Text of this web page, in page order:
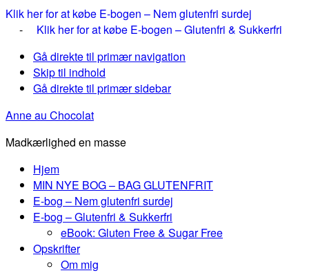
Klik her for at købe E-bogen – Nem glutenfri surdej
- Klik her for at købe E-bogen – Glutenfri & Sukkerfri
Gå direkte til primær navigation
Skip til indhold
Gå direkte til primær sidebar
Anne au Chocolat
Madkærlighed en masse
Hjem
MIN NYE BOG – BAG GLUTENFRIT
E-bog – Nem glutenfri surdej
E-bog – Glutenfri & Sukkerfri
eBook: Gluten Free & Sugar Free
Opskrifter
Om mig